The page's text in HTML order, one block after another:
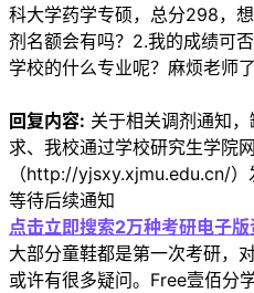
科大学药学专硕，总分298，
剂名额会有吗？2.我的成绩可
学校的什么专业呢？麻烦老师了
回复内容: 关于相关调剂通知
求、我校通过学校研究生学院
（http://yjsxy.xjmu.edu.cn/
等待后续通知
点击立即搜索2万种考研电子版
大部分童鞋都是第一次考研，
或许有很多疑问。Free壹佰分